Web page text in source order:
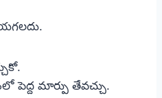
పెద్ద మార్పు తేవచ్చు.